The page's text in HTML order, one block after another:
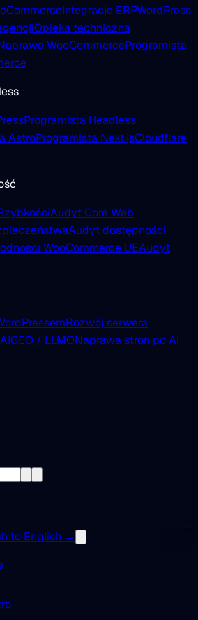
Integracje ERPWordPress
Opieka techniczna
WooCommerceProgramista
Programista Headless
AstroProgramista Next.jsCloudflare
Audyt Core Web
Audyt dostępności
WooCommerce UEAudyt
Rozwój serwera
GEO / LLMONaprawa stron po AI
to English →